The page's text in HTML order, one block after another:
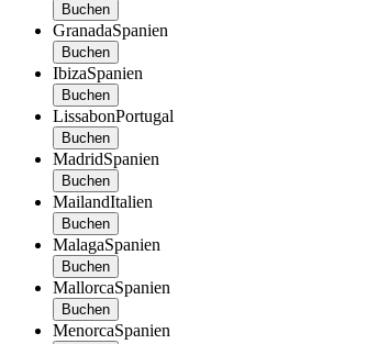
Buchen
GranadaSpanien
Buchen
IbizaSpanien
Buchen
LissabonPortugal
Buchen
MadridSpanien
Buchen
MailandItalien
Buchen
MalagaSpanien
Buchen
MallorcaSpanien
Buchen
MenorcaSpanien